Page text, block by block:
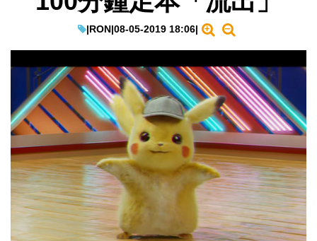
遊戲動漫
教學評測
EduTech
IT Times
生成式AI與雲端應用
Enterprise Digital Transformation
特集
|RON|08-05-2019 18:06|